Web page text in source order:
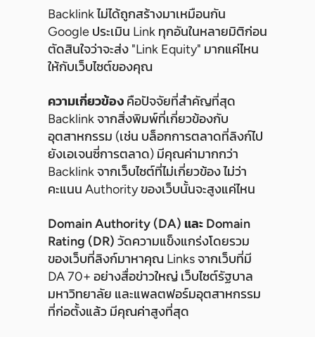
Backlink ไม่ได้ถูกสร้างมาเหมือนกัน
Google ประเมิน Link ทุกอันในหลายมิติก่อน
ตัดสินใจว่าจะส่ง "Link Equity" มากแค่ไหน
ให้กับเว็บไซต์ของคุณ
ความเกี่ยวข้อง คือปัจจัยที่สำคัญที่สุด
Backlink จากสิ่งพิมพ์ที่เกี่ยวข้องกับ
อุตสาหกรรม (เช่น บล็อกการตลาดที่ลิงก์ไป
ยังเอเจนซี่การตลาด) มีคุณค่ามากกว่า
Backlink จากเว็บไซต์ที่ไม่เกี่ยวข้อง ไม่ว่า
คะแนน Authority ของเว็บนั้นจะสูงแค่ไหน
Domain Authority (DA) และ Domain
Rating (DR) วัดความแข็งแกร่งโดยรวม
ของเว็บที่ลิงก์มาหาคุณ Links จากเว็บที่มี
DA 70+ อย่างสื่อข่าวใหญ่ เว็บไซต์รัฐบาล
มหาวิทยาลัย และแพลตฟอร์มอุตสาหกรรม
ที่ก่อตั้งแล้ว มีคุณค่าสูงที่สุด